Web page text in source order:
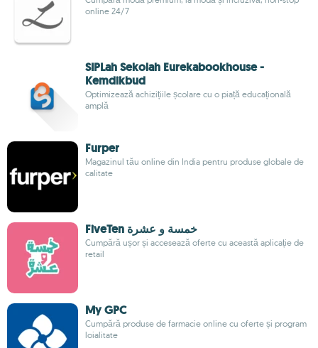
online 24/7
SIPLah Sekolah Eurekabookhouse -
Kemdikbud
Optimizează achizițiile școlare cu o piață educațională
amplă
Furper
Magazinul tău online din India pentru produse globale de
calitate
FiveTen خمسة و عشرة
Cumpără ușor și accesează oferte cu această aplicație de
retail
My GPC
Cumpără produse de farmacie online cu oferte și program
loialitate